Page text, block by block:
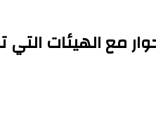
مع الهيئات